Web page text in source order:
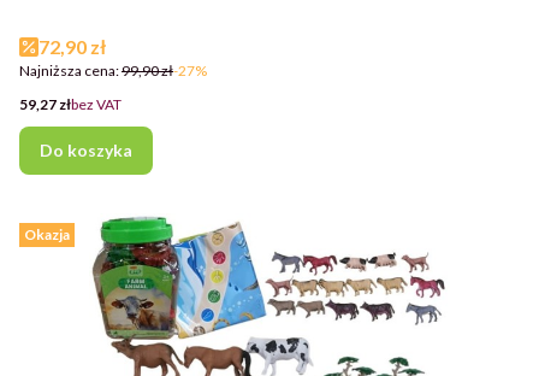
Cena promocyjna
72,90 zł
Najniższa cena:99,90 zł-27%
Cena
59,27 złbez VAT
Do koszyka
Okazja